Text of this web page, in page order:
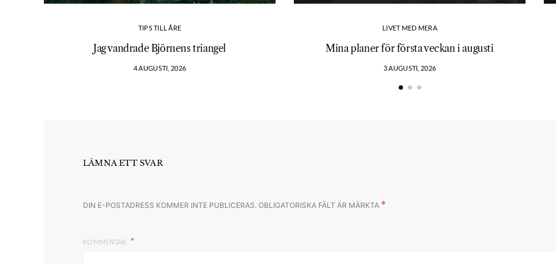
TIPS TILL ÅRE
Jag vandrade Björnens triangel
4 AUGUSTI, 2026
LIVET MED MERA
Mina planer för första veckan i augusti
3 AUGUSTI, 2026
LÄMNA ETT SVAR
DIN E-POSTADRESS KOMMER INTE PUBLICERAS. OBLIGATORISKA FÄLT ÄR MÄRKTA *
KOMMENTAR